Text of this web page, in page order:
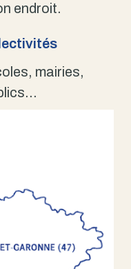
endroit.
mairies,